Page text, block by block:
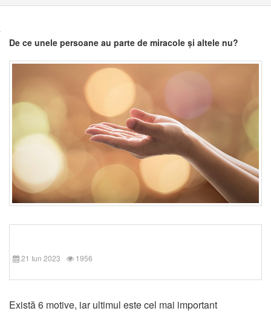
De ce unele persoane au parte de miracole și altele nu?
21 Iun 2023 1956
Există 6 motive, iar ultimul este cel mai important